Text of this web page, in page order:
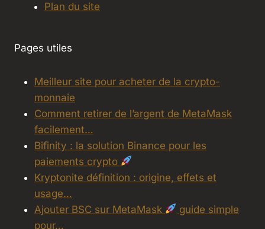
Plan du site
Pages utiles
Meilleur site pour acheter de la crypto-
monnaie
Comment retirer de l’argent de MetaMask
facilement…
Bifinity : la solution Binance pour les
paiements crypto
Kryptonite définition : origine, effets et
usage…
Ajouter BSC sur MetaMask
guide simple
pour…